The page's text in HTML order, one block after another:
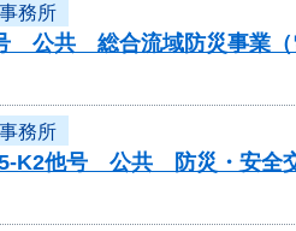
務所
公共 総合流域防災事業
務所
K2他号 公共 防災・安全